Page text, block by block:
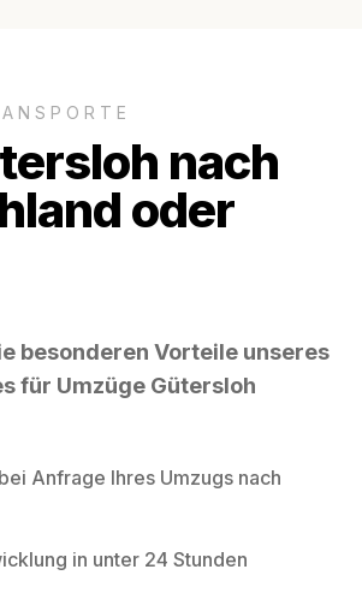
nach
oder
besonderen Vorteile unseres
für Umzüge Gütersloh
Anfrage Ihres Umzugs nach
in unter 24 Stunden